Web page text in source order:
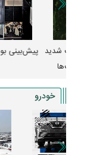
خودرو